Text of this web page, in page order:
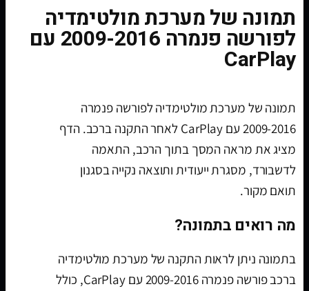
תמונה של מערכת מולטימדיה
לפורשה פנמרה 2009-2016 עם
CarPlay
תמונה של מערכת מולטימדיה לפורשה פנמרה
2009-2016 עם CarPlay לאחר התקנה ברכב. הדף
מציג את מראה המסך בתוך הרכב, התאמה
לדשבורד, מסגרת ייעודית ותוצאה נקייה בסגנון
תואם מקור.
מה רואים בתמונה?
בתמונה ניתן לראות התקנה של מערכת מולטימדיה
ברכב פורשה פנמרה 2009-2016 עם CarPlay, כולל